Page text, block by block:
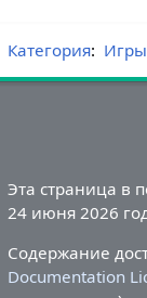
Категория: Игры
Эта страница в
24 июня 2026
Содержание
Documentation